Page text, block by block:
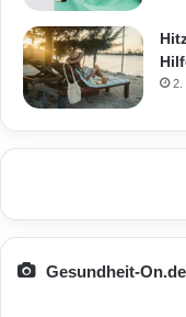
2.
Gesundheit-